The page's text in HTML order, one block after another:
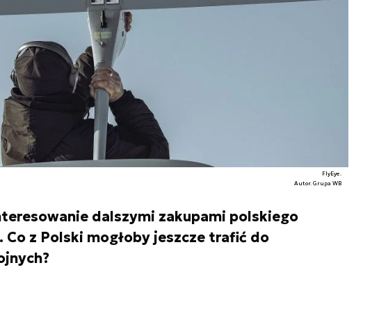
FlyEye.
Autor. Grupa WB
dalszymi zakupami polskiego
z Polski mogłoby jeszcze trafić do